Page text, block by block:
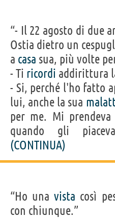
“- Il 22 agosto di due
Ostia dietro un
a casa sua, più volte
- Ti ricordi addirittura
- Si, perché l'ho fatto
lui, anche la sua
per me. Mi
quando gli
(CONTINUA)
“Ho unavista così
con chiunque.”